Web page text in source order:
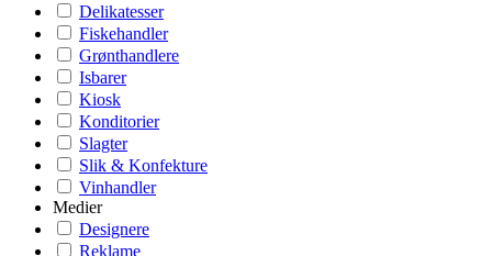
Delikatesser
Fiskehandler
Grønthandlere
Isbarer
Kiosk
Konditorier
Slagter
Slik & Konfekture
Vinhandler
Medier
Designere
Reklame